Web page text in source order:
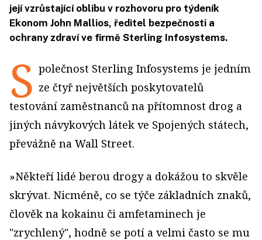
její vzrůstající oblibu v rozhovoru pro týdeník
Ekonom John Mallios, ředitel bezpečnosti a
ochrany zdraví ve firmě Sterling Infosystems.
S polečnost Sterling Infosystems je jedním
ze čtyř největších poskytovatelů
testování zaměstnanců na přítomnost drog a
jiných návykových látek ve Spojených státech,
převážně na Wall Street.
»Někteří lidé berou drogy a dokážou to skvěle
skrývat. Nicméně, co se týče základních znaků,
člověk na kokainu či amfetaminech je
"zrychlený", hodně se potí a velmi často se mu